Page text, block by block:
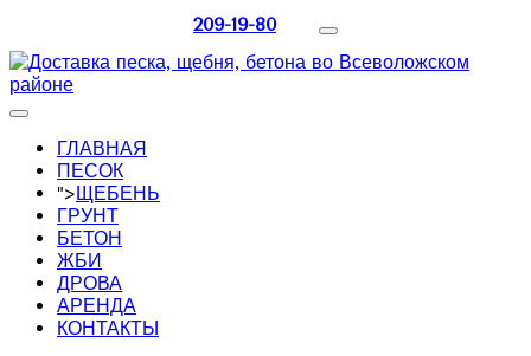
209-19-80
ГЛАВНАЯ
ПЕСОК
">ЩЕБЕНЬ
ГРУНТ
БЕТОН
ЖБИ
ДРОВА
АРЕНДА
КОНТАКТЫ